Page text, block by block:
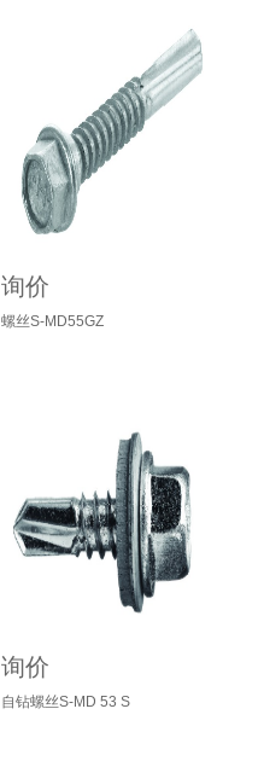
询价
螺丝S-MD55GZ
询价
自钻螺丝S-MD 53 S